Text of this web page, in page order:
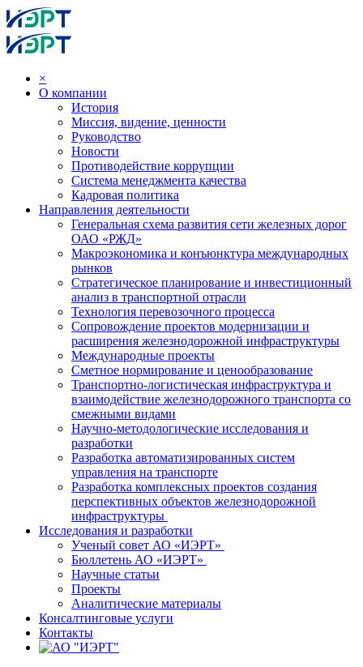
×
О компании
История
Миссия, видение, ценности
Руководство
Новости
Противодействие коррупции
Система менеджмента качества
Кадровая политика
Направления деятельности
Генеральная схема развития сети железных дорог
ОАО «РЖД»
Макроэкономика и конъюнктура международных
рынков
Стратегическое планирование и инвестиционный
анализ в транспортной отрасли
Технология перевозочного процесса
Сопровождение проектов модернизации и
расширения железнодорожной инфраструктуры
Международные проекты
Сметное нормирование и ценообразование
Транспортно-логистическая инфраструктура и
взаимодействие железнодорожного транспорта со
смежными видами
Научно-методологические исследования и
разработки
Разработка автоматизированных систем
управления на транспорте
Разработка комплексных проектов создания
перспективных объектов железнодорожной
инфраструктуры
Исследования и разработки
Ученый совет АО «ИЭРТ»
Бюллетень АО «ИЭРТ»
Научные статьи
Проекты
Аналитические материалы
Консалтинговые услуги
Контакты